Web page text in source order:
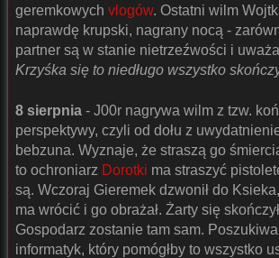
geremkowych vlogów. Ostatni wilm
naprawdę krupski, nagrany nocą -
partner są w stanie nietrzeźwości i
Krzyśka się to niedługo wszystko
8 sierpnia - J00r nagrywa wilm z tzw.
perspektywy, czyli od dołu z
bebzuna. Wyznaje, że straszą go
to ochroniarz Dorotki ma straszyć
są. Wczoraj Gieremek dzwonił do
ma wrócić i go obrażał. Żarty się
Gospodarz zostanie tam sam.
informatyk, który pomógłby to wszystko